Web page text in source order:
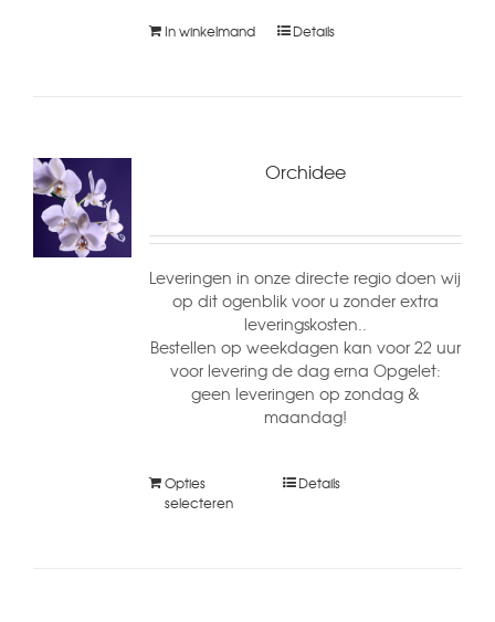
In winkelmand Details
Orchidee
Leveringen in onze directe regio doen wij
op dit ogenblik voor u zonder extra
leveringskosten..
Bestellen op weekdagen kan voor 22 uur
voor levering de dag erna Opgelet:
geen leveringen op zondag &
maandag!
Opties
selecteren
Details